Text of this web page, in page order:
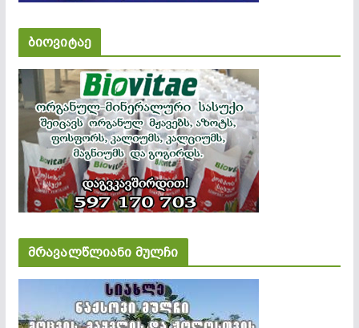
ბიოვიტაე
მრავალწლიანი მულჩი